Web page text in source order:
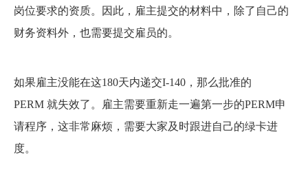
岗位要求的资质。因此，雇主提交的材料中，除了自己的
财务资料外，也需要提交雇员的。
如果雇主没能在这180天内递交I-140，那么批准的
PERM 就失效了。雇主需要重新走一遍第一步的PERM申
请程序，这非常麻烦，需要大家及时跟进自己的绿卡进
度。